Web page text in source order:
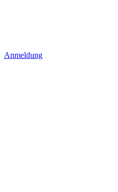
Anmeldung